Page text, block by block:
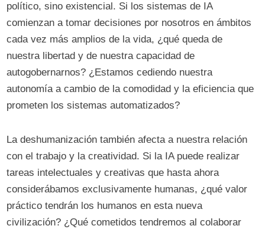
político, sino existencial. Si los sistemas de IA
comienzan a tomar decisiones por nosotros en ámbitos
cada vez más amplios de la vida, ¿qué queda de
nuestra libertad y de nuestra capacidad de
autogobernarnos? ¿Estamos cediendo nuestra
autonomía a cambio de la comodidad y la eficiencia que
prometen los sistemas automatizados?
La deshumanización también afecta a nuestra relación
con el trabajo y la creatividad. Si la IA puede realizar
tareas intelectuales y creativas que hasta ahora
considerábamos exclusivamente humanas, ¿qué valor
práctico tendrán los humanos en esta nueva
civilización? ¿Qué cometidos tendremos al colaborar